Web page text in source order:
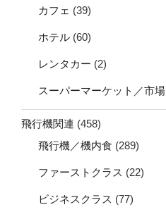
カフェ (39)
ホテル (60)
レンタカー (2)
スーパーマーケット／市場
飛行機関連 (458)
飛行機／機内食 (289)
ファーストクラス (22)
ビジネスクラス (77)